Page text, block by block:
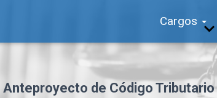
Cargos
de Código